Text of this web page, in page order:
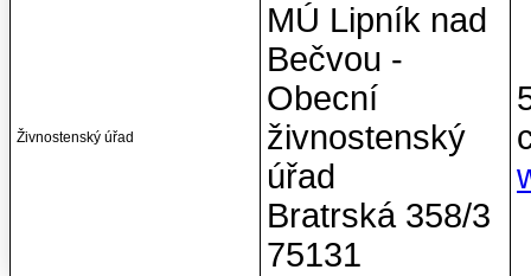
Živnostenský úřad
MÚ Lipník nad
Bečvou -
Obecní
živnostenský
úřad
Bratrská 358/3
75131